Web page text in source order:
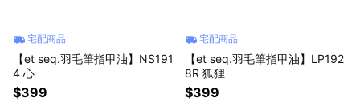
宅配商品
【et seq.羽毛筆指甲油】NS191
4 心
$399
宅配商品
【et seq.羽毛筆指甲油】LP192
8R 狐狸
$399